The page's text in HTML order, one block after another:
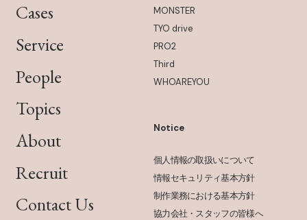
Cases
Service
People
Topics
About
Recruit
Contact Us
MONSTER
TYO drive
PRO2
Third
WHOAREYOU
Notice
個人情報の取扱いについて
情報セキュリティ基本方針
制作業務における基本方針
協力会社・スタッフの皆様へ